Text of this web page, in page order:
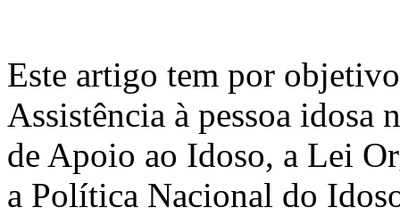
Este artigo tem por
Assistência à pessoa idosa
de Apoio ao Idoso, a Lei
a Política Nacional do